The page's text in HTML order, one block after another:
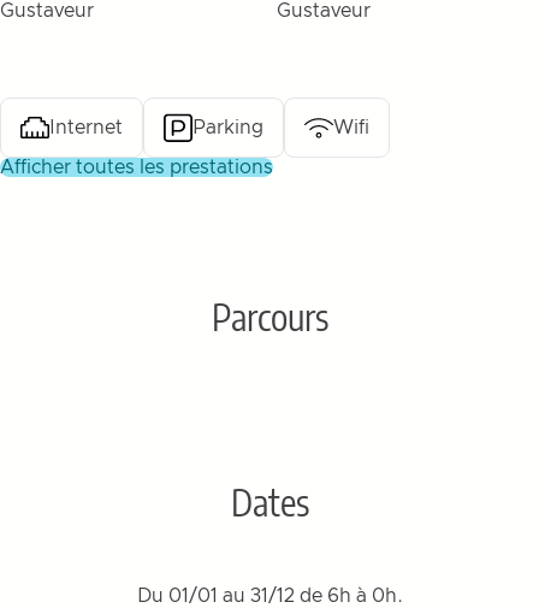
Gustaveur Gustaveur
Internet Parking Wifi
afficher toutes les prestations
Parcours
Dates
Du 01/01 au 31/12 de 6h à 0h.